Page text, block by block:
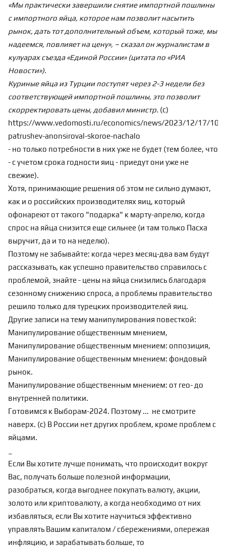
«Мы практически завершили снятие импортной пошлины
с импортного яйца, которое нам позволит насытить
рынок, дать тот дополнительный объем, который тоже, мы
надеемся, повлияет на цену», – сказал он журналистам в
кулуарах съезда «Единой России» (цитата по «РИА
Новости»).
Куриные яйца из Турции поступят через 2-3 недели без
соответствующей импортной пошлины, это позволит
скорректировать цены, добавил министр. (с)
https://www.vedomosti.ru/economics/news/2023/12/17/
patrushev-anonsiroval-skoroe-nachalo
- но только потребности в них уже не будет (тем более, что
- с учетом срока годности яиц - приедут они уже не
свежие).
Хотя, принимающие решения об этом не сильно думают,
как и о российских производителях яиц, который
офонареют от такого "подарка" к марту-апрелю, когда
спрос на яйца снизится еще сильнее (и там только Пасха
выручит, да и то на неделю).
Поэтому не забывайте: когда через месяц-два вам будут
рассказывать, как успешно правительство справилось с
проблемой, знайте - цены на яйца снизились благодаря
сезонному снижению спроса, а проблемы правительство
решило только для турецких производителей яиц.
Другие записи на тему манипулирования повесткой:
Манипулирование общественным мнением,
Манипулирование общественным мнением: оппозиция,
Манипулирование общественным мнением: фондовый
рынок.
Манипулирование общественным мнением: от гео- до
внутренней политики.
Готовимся к Выборам-2024. Поэтому ... не смотрите
наверх. (с) В России нет других проблем, кроме проблем с
яйцами.
Если Вы хотите лучше понимать, что происходит вокруг
Вас, получать больше полезной информации,
разобраться, когда выгоднее покупать валюту, акции,
золото или криптовалюту, а когда необходимо от них
избавляться, если Вы хотите научиться эффективно
управлять Вашим капиталом / сбережениями, опережая
инфляцию, и зарабатывать больше, то